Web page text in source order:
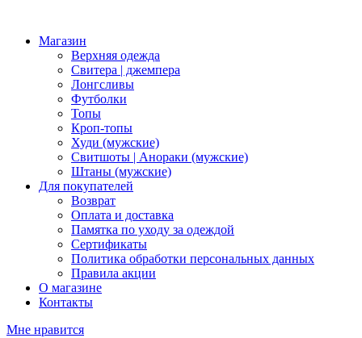
Магазин
Верхняя одежда
Свитера | джемпера
Лонгсливы
Футболки
Топы
Кроп-топы
Худи (мужские)
Свитшоты | Анораки (мужские)
Штаны (мужские)
Для покупателей
Возврат
Оплата и доставка
Памятка по уходу за одеждой
Сертификаты
Политика обработки персональных данных
Правила акции
О магазине
Контакты
Мне нравится